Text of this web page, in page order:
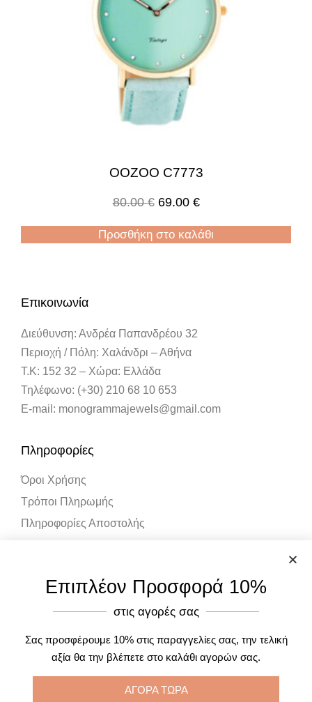
OOZOO C7773
80.00€ 69.00 €
Προσθήκη στο καλάθι
Επικοινωνία
Διεύθυνση: Ανδρέα Παπανδρέου 32
Περιοχή / Πόλη: Χαλάνδρι – Αθήνα
Τ.Κ: 152 32 – Χώρα: Ελλάδα
Τηλέφωνο: (+30) 210 68 10 653
E-mail: monogrammajewels@gmail.com
Πληροφορίες
Όροι Χρήσης
Τρόποι Πληρωμής
Πληροφορίες Αποστολής
Ο Λογαριασμός μου
Καλάθι Αγορών
Designed by One Page Studios
Επιπλέον Προσφορά 10%
στις αγορές σας
Σας προσφέρουμε 10% στις παραγγελίες σας, την τελική
αξία θα την βλέπετε στο καλάθι αγορών σας.
ΑΓΟΡΑ ΤΩΡΑ